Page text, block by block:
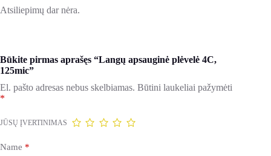
Atsiliepimų dar nėra.
Būkite pirmas aprašęs “Langų apsauginė plėvelė 4C,
125mic”
El. pašto adresas nebus skelbiamas. Būtini laukeliai pažymėti
*
JŪSŲ ĮVERTINIMAS
Name *